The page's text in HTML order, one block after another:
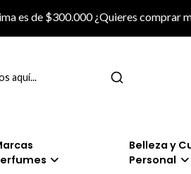
es de $300.000 ¿Quieres comprar
Belleza y
Personal